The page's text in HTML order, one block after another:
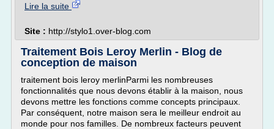
Lire la suite
Site : http://stylo1.over-blog.com
Traitement Bois Leroy Merlin - Blog de
conception de maison
traitement bois leroy merlinParmi les nombreuses
fonctionnalités que nous devons établir à la maison, nous
devons mettre les fonctions comme concepts principaux.
Par conséquent, notre maison sera le meilleur endroit au
monde pour nos familles. De nombreux facteurs peuvent